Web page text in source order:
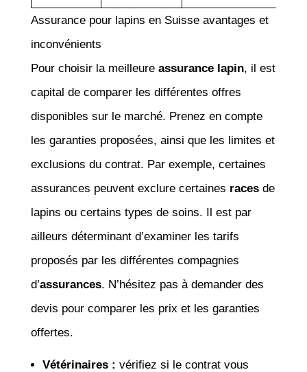
Assurance pour lapins en Suisse avantages et
inconvénients
Pour choisir la meilleure assurance lapin, il est
capital de comparer les différentes offres
disponibles sur le marché. Prenez en compte
les garanties proposées, ainsi que les limites et
exclusions du contrat. Par exemple, certaines
assurances peuvent exclure certaines racesde
lapins ou certains types de soins. Il est par
ailleurs déterminant d’examiner les tarifs
proposés par les différentes compagnies
d’assurances. N’hésitez pas à demander des
devis pour comparer les prix et les garanties
offertes.
Vétérinaires : vérifiez si le contrat vous